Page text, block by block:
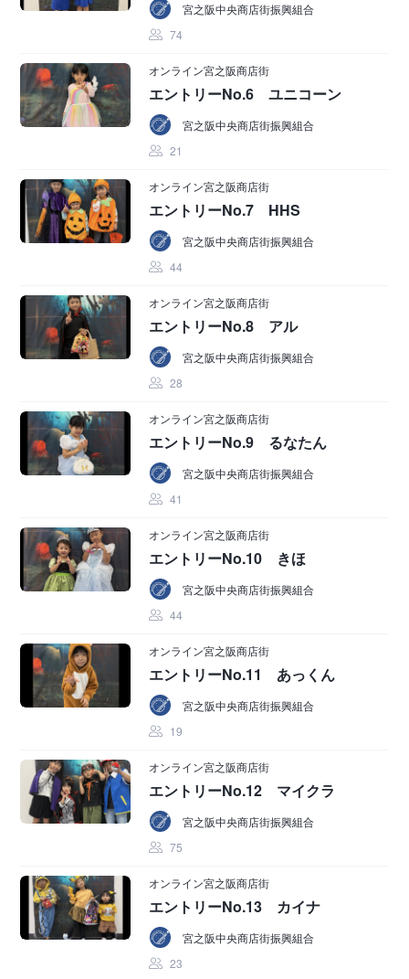
宮之阪中央商店街振興組合
74
オンライン宮之阪商店街
エントリーNo.6 ユニコーン
宮之阪中央商店街振興組合
21
オンライン宮之阪商店街
エントリーNo.7 HHS
宮之阪中央商店街振興組合
44
オンライン宮之阪商店街
エントリーNo.8 アル
宮之阪中央商店街振興組合
28
オンライン宮之阪商店街
エントリーNo.9 るなたん
宮之阪中央商店街振興組合
41
オンライン宮之阪商店街
エントリーNo.10 きほ
宮之阪中央商店街振興組合
44
オンライン宮之阪商店街
エントリーNo.11 あっくん
宮之阪中央商店街振興組合
19
オンライン宮之阪商店街
エントリーNo.12 マイクラ
宮之阪中央商店街振興組合
75
オンライン宮之阪商店街
エントリーNo.13 カイナ
宮之阪中央商店街振興組合
23